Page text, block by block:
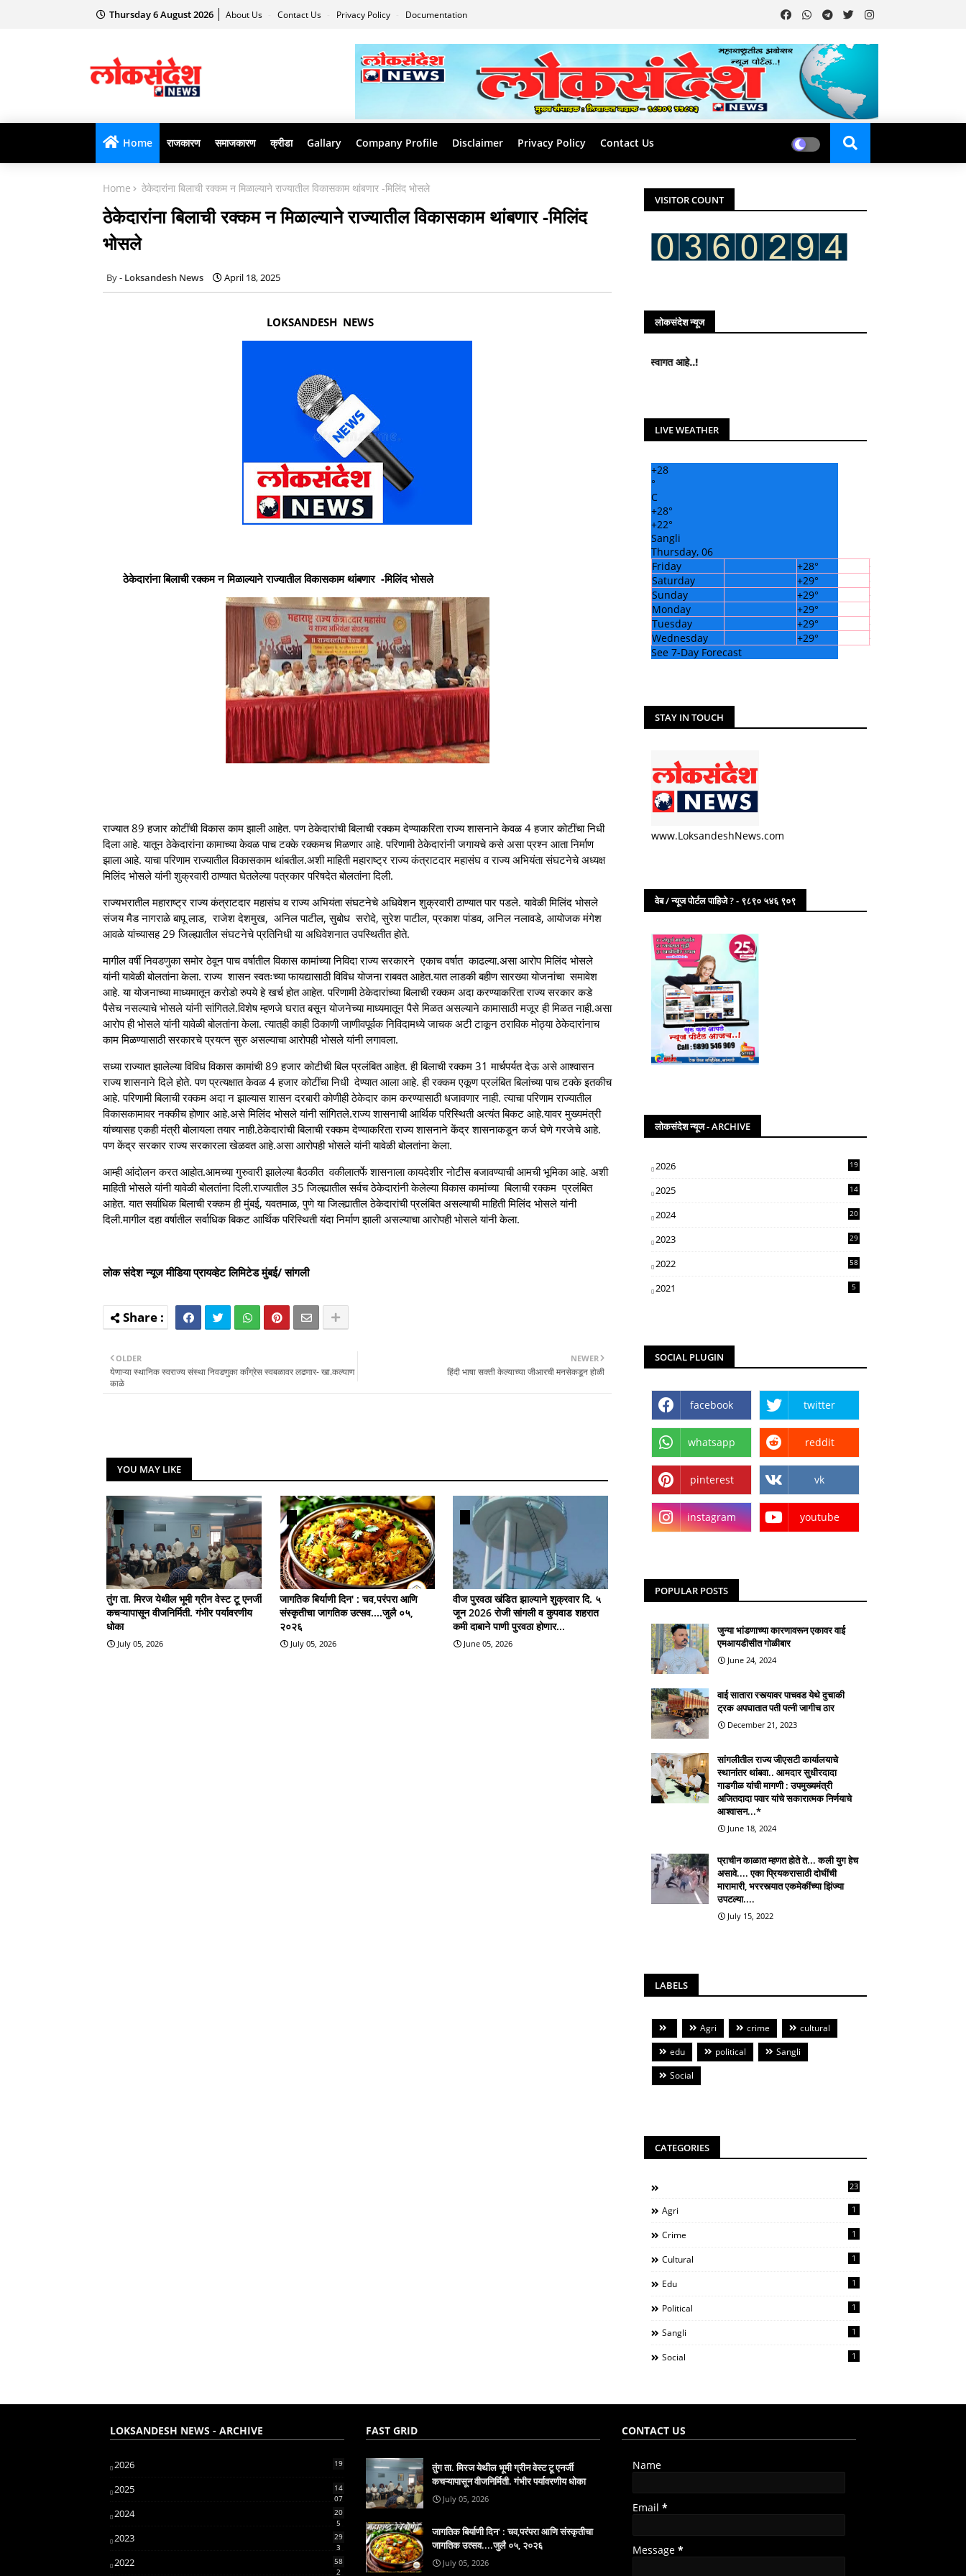
Thursday 6 August 2026 About Us Contact Us Privacy Policy Documentation
Home राजकारण समाजकारण क्रीडा Gallary Company Profile Disclaimer Privacy Policy Contact Us
Home ठेकेदारांना बिलाची रक्कम न मिळाल्याने राज्यातील विकासकाम थांबणार -मिलिंद भोसले
ठेकेदारांना बिलाची रक्कम न मिळाल्याने राज्यातील विकासकाम थांबणार -मिलिंद
भोसले
Loksandesh News April 18, 2025
LOKSANDESH NEWS
ठेकेदारांना बिलाची रक्कम न मिळाल्याने राज्यातील विकासकाम थांबणार -मिलिंद भोसले
राज्यात 89 हजार कोटींची विकास काम झाली आहेत. पण ठेकेदारांची बिलाची रक्कम देण्याकरिता राज्य शासनाने केवळ 4 हजार कोटींचा निधी
दिला आहे. यातून ठेकेदारांना कामाच्या केवळ पाच टक्के रक्कमच मिळणार आहे. परिणामी ठेकेदारांनी जगायचे कसे असा प्रश्न आता निर्माण
झाला आहे. याचा परिणाम राज्यातील विकासकाम थांबतील.अशी माहिती महाराष्ट्र राज्य कंत्राटदार महासंघ व राज्य अभियंता संघटनेचे अध्यक्ष
मिलिंद भोसले यांनी शुक्रवारी ठाण्यात घेतलेल्या पत्रकार परिषदेत बोलतांना दिली.
राज्यभरातील महाराष्ट्र राज्य कंत्राटदार महासंघ व राज्य अभियंता संघटनेचे अधिवेशन शुक्रवारी ठाण्यात पार पडले. यावेळी मिलिंद भोसले
संजय मैड नागराळे बापू लाड, राजेश देशमुख, अनिल पाटील, सुबोध सरोदे, सुरेश पाटील, प्रकाश पांडव, अनिल नलावडे, आयोजक मंगेश
आवळे यांच्यासह 29 जिल्ह्यातील संघटनेचे प्रतिनिधी या अधिवेशनात उपस्थितीत होते.
मागील वर्षी निवडणुका समोर ठेवून पाच वर्षातील विकास कामांच्या निविदा राज्य सरकारने एकाच वर्षात काढल्या.असा आरोप मिलिंद भोसले
यांनी यावेळी बोलतांना केला. राज्य शासन स्वतःच्या फायद्यासाठी विविध योजना राबवत आहेत.यात लाडकी बहीण सारख्या योजनांचा समावेश
आहे. या योजनाच्या माध्यमातून करोडो रुपये हे खर्च होत आहेत. परिणामी ठेकेदारांच्या बिलाची रक्कम अदा करण्याकरिता राज्य सरकार कडे
पैसेच नसल्याचे भोसले यांनी सांगितले.विशेष म्हणजे घरात बसून योजनेच्या माध्यमातून पैसे मिळत असल्याने कामासाठी मजूर ही मिळत नाही.असा
आरोप ही भोसले यांनी यावेळी बोलतांना केला. त्यातही काही ठिकाणी जाणीवपूर्वक निविदामध्ये जाचक अटी टाकून ठराविक मोठ्या ठेकेदारांनाच
काम मिळण्यासाठी सरकारचे प्रयत्न सुरु असल्याचा आरोपही भोसले यांनी लगावला.
सध्या राज्यात झालेल्या विविध विकास कामांची 89 हजार कोटीची बिल प्रलंबित आहेत. ही बिलाची रक्कम 31 मार्चपर्यत देऊ असे आश्वासन
राज्य शासनाने दिले होते. पण प्रत्यक्षात केवळ 4 हजार कोटींचा निधी देण्यात आला आहे. ही रक्कम एकूण प्रलंबित बिलांच्या पाच टक्के इतकीच
आहे. परिणामी बिलाची रक्कम अदा न झाल्यास शासन दरबारी कोणीही ठेकेदार काम करण्यासाठी धजावणार नाही. त्याचा परिणाम राज्यातील
विकासकामावर नक्कीच होणार आहे.असे मिलिंद भोसले यांनी सांगितले.राज्य शासनाची आर्थिक परिस्थिती अत्यंत बिकट आहे.यावर मुख्यमंत्री
यांच्यासह एकही मंत्री बोलायला तयार नाही.ठेकेदारांची बिलाची रक्कम देण्याकरिता राज्य शासनाने केंद्र शासनाकडून कर्ज घेणे गरजेचे आहे.
पण केंद्र सरकार राज्य सरकारला खेळवत आहे.असा आरोपही भोसले यांनी यावेळी बोलतांना केला.
आम्ही आंदोलन करत आहोत.आमच्या गुरुवारी झालेल्या बैठकीत वकीलातर्फे शासनाला कायदेशीर नोटीस बजावण्याची आमची भूमिका आहे. अशी
माहिती भोसले यांनी यावेळी बोलतांना दिली.राज्यातील 35 जिल्ह्यातील सर्वच ठेकेदारांनी केलेल्या विकास कामांच्या बिलाची रक्कम प्रलंबित
आहेत. यात सर्वाधिक बिलाची रक्कम ही मुंबई, यवतमाळ, पुणे या जिल्ह्यातील ठेकेदारांची प्रलंबित असल्याची माहिती मिलिंद भोसले यांनी
दिली.मागील दहा वर्षातील सर्वाधिक बिकट आर्थिक परिस्थिती यंदा निर्माण झाली असल्याचा आरोपही भोसले यांनी केला.
लोक संदेश न्यूज मीडिया प्रायव्हेट लिमिटेड मुंबई/ सांगली
NEWER
हिंदी भाषा सक्ती केल्याच्या जीआरची मनसेकडून होळी
OLDER
येणाऱ्या स्थानिक स्वराज्य संस्था निवडणुका काँग्रेस स्वबळावर लढणार- खा.कल्याण
काळे
YOU MAY LIKE
तुंग ता. मिरज येथील भूमी ग्रीन वेस्ट टू एनर्जी
कचऱ्यापासून वीजनिर्मिती. गंभीर पर्यावरणीय
धोका
July 05, 2026
जागतिक बिर्याणी दिन' : चव,परंपरा आणि
संस्कृतीचा जागतिक उत्सव....जुलै ०५,
२०२६
July 05, 2026
वीज पुरवठा खंडित झाल्याने शुक्रवार दि. ५
जून 2026 रोजी सांगली व कुपवाड शहरात
कमी दाबाने पाणी पुरवठा होणार...
June 05, 2026
VISITOR COUNT
लोकसंदेश न्यूज
LIVE WEATHER
+28
°
C
+28°
+22°
Sangli
Thursday, 06
Friday
+28° +
Saturday
+29° +
Sunday
+29° +
Monday
+29° +
Tuesday
+29° +
Wednesday
+29° +
See 7-Day Forecast
STAY IN TOUCH
www.LoksandeshNews.com
वेब / न्यूज पोर्टल पाहिजे ? - ९८९० ५४६ ९०९
लोकसंदेश न्यूज - ARCHIVE
2026 19
2025
14
2024
20
2023
29
2022
58
2021 5
SOCIAL PLUGIN
facebook twitter
whatsapp reddit
pinterest vk
instagram youtube
POPULAR POSTS
जुन्या भांडणाच्या कारणावरून एकावर वाई
एमआयडीसीत गोळीबार
June 24, 2024
वाई सातारा रस्त्यावर पाचवड येथे दुचाकी
ट्रक अपघातात पती पत्नी जागीच ठार
December 21, 2023
सांगलीतील राज्य जीएसटी कार्यालयाचे
स्थानांतर थांबवा.. आमदार सुधीरदादा
गाडगीळ यांची मागणी : उपमुख्यमंत्री
अजितदादा पवार यांचे सकारात्मक निर्णयाचे
आश्वासन...*
June 18, 2024
प्राचीन काळात म्हणत होते ते... कली युग हेच
असावे.... एका प्रियकरासाठी दोघींची
मारामारी, भररस्त्यात एकमेकींच्या झिंज्या
उपटल्या....
July 15, 2022
LABELS
Agri crime
cultural
edu
political
Sangli
Social
CATEGORIES
23
Agri 1
Crime 1
Cultural 1
Edu 1
Political 1
Sangli 1
Social 1
LOKSANDESH NEWS - ARCHIVE
2026 19
2025
14
07
2024
20
5
2023
29
3
2022
58
2
FAST GRID
तुंग ता. मिरज येथील भूमी ग्रीन वेस्ट टू एनर्जी
कचऱ्यापासून वीजनिर्मिती. गंभीर पर्यावरणीय धोका
July 05, 2026
जागतिक बिर्याणी दिन' : चव,परंपरा आणि संस्कृतीचा
जागतिक उत्सव....जुलै ०५, २०२६
July 05, 2026
CONTACT US
Name
Email *
Message *